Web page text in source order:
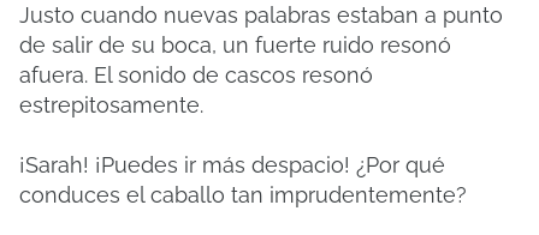
Justo cuando nuevas palabras estaban a punto
de salir de su boca, un fuerte ruido resonó
afuera. El sonido de cascos resonó
estrepitosamente.
¡Sarah! ¡Puedes ir más despacio! ¿Por qué
conduces el caballo tan imprudentemente?